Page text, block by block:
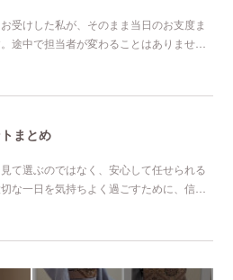
受けした私が、そのまま当日のお支度ま
途中で担当者が変わることはありませ…
まとめ
て選ぶのではなく、安心して任せられる
な一日を気持ちよく過ごすために、信…